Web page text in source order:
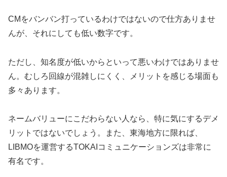
CMをバンバン打っているわけではないので仕方ありませ
んが、それにしても低い数字です。
ただし、知名度が低いからといって悪いわけではありませ
ん。むしろ回線が混雑しにくく、メリットを感じる場面も
多々あります。
ネームバリューにこだわらない人なら、特に気にするデメ
リットではないでしょう。また、東海地方に限れば、
LIBMOを運営するTOKAIコミュニケーションズは非常に
有名です。